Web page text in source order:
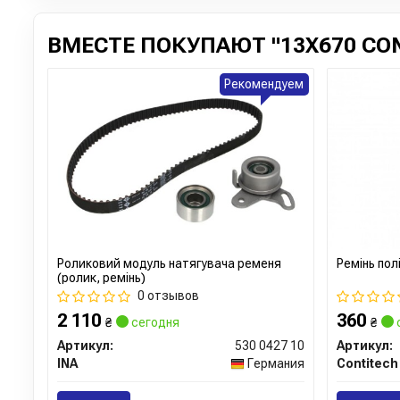
ВМЕСТЕ ПОКУПАЮТ "13X670
Роликовий модуль натягувача ременя
(ролик, ремінь)
0 отзывов
2 110 ₴
сегодня
Артикул:
530 0427 10
INA
Германия
Рекомендуем
Ремінь
360 ₴
Артикул:
Contitech